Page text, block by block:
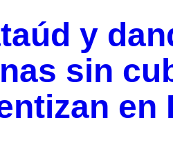
y
sin
en